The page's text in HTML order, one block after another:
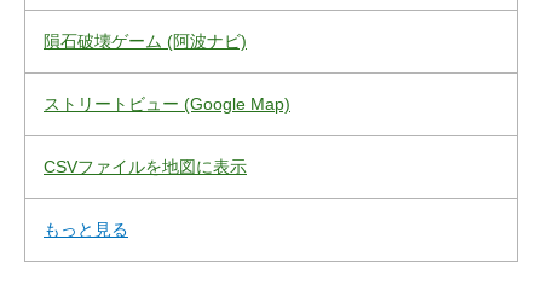
隕石破壊ゲーム (阿波ナビ)
ストリートビュー (Google Map)
CSVファイルを地図に表示
もっと見る